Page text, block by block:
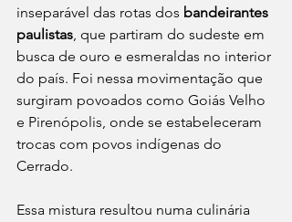
inseparável das rotas dos bandeirantes
paulistas, que partiram do sudeste em
busca de ouro e esmeraldas no interior
do país. Foi nessa movimentação que
surgiram povoados como Goiás Velho
e Pirenópolis, onde se estabeleceram
trocas com povos indígenas do
Cerrado.
Essa mistura resultou numa culinária